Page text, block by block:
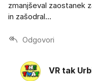
zmanjševal zaostanek
in zašodral...
Odgovori
VR tak